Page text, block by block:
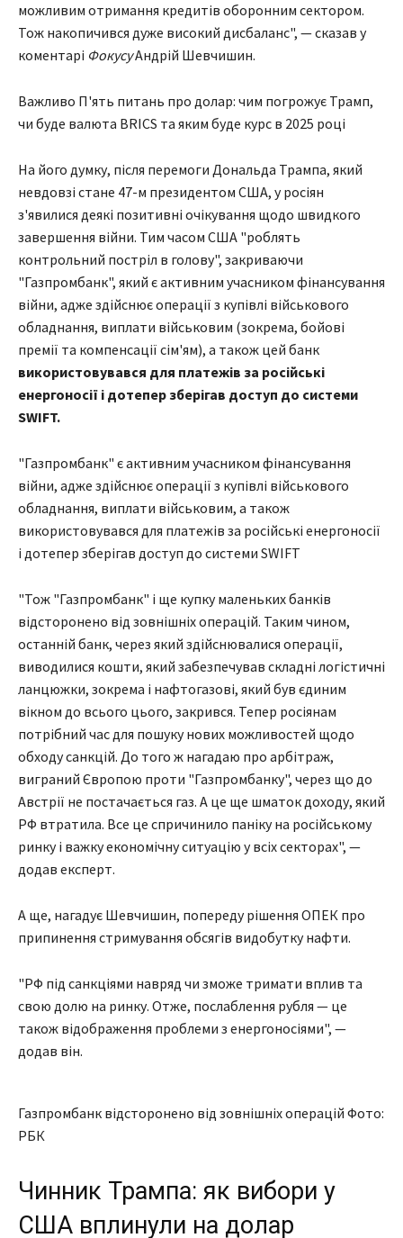
можливим отримання кредитів оборонним сектором.
Тож накопичився дуже високий дисбаланс", — сказав у
коментарі ФокусуАндрій Шевчишин.
Важливо П'ять питань про долар: чим погрожує Трамп,
чи буде валюта BRICS та яким буде курс в 2025 році
На його думку, після перемоги Дональда Трампа, який
невдовзі стане 47-м президентом США, у росіян
з'явилися деякі позитивні очікування щодо швидкого
завершення війни. Тим часом США "роблять
контрольний постріл в голову", закриваючи
"Газпромбанк", який є активним учасником фінансування
війни, адже здійснює операції з купівлі військового
обладнання, виплати військовим (зокрема, бойові
премії та компенсації сім'ям), а також цей банк
використовувався для платежів за російські
енергоносії і дотепер зберігав доступ до системи
SWIFT.
"Газпромбанк" є активним учасником фінансування
війни, адже здійснює операції з купівлі військового
обладнання, виплати військовим, а також
використовувався для платежів за російські енергоносії
і дотепер зберігав доступ до системи SWIFT
"Тож "Газпромбанк" і ще купку маленьких банків
відсторонено від зовнішніх операцій. Таким чином,
останній банк, через який здійснювалися операції,
виводилися кошти, який забезпечував складні логістичні
ланцюжки, зокрема і нафтогазові, який був єдиним
вікном до всього цього, закрився. Тепер росіянам
потрібний час для пошуку нових можливостей щодо
обходу санкцій. До того ж нагадаю про арбітраж,
виграний Європою проти "Газпромбанку", через що до
Австрії не постачається газ. А це ще шматок доходу, який
РФ втратила. Все це спричинило паніку на російському
ринку і важку економічну ситуацію у всіх секторах", —
додав експерт.
А ще, нагадує Шевчишин, попереду рішення ОПЕК про
припинення стримування обсягів видобутку нафти.
"РФ під санкціями навряд чи зможе тримати вплив та
свою долю на ринку. Отже, послаблення рубля — це
також відображення проблеми з енергоносіями", —
додав він.
Газпромбанк відсторонено від зовнішніх операцій Фото:
РБК
Чинник Трампа: як вибори у
США вплинули на долар